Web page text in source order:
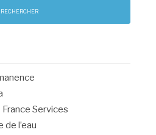
Services
de l’eau